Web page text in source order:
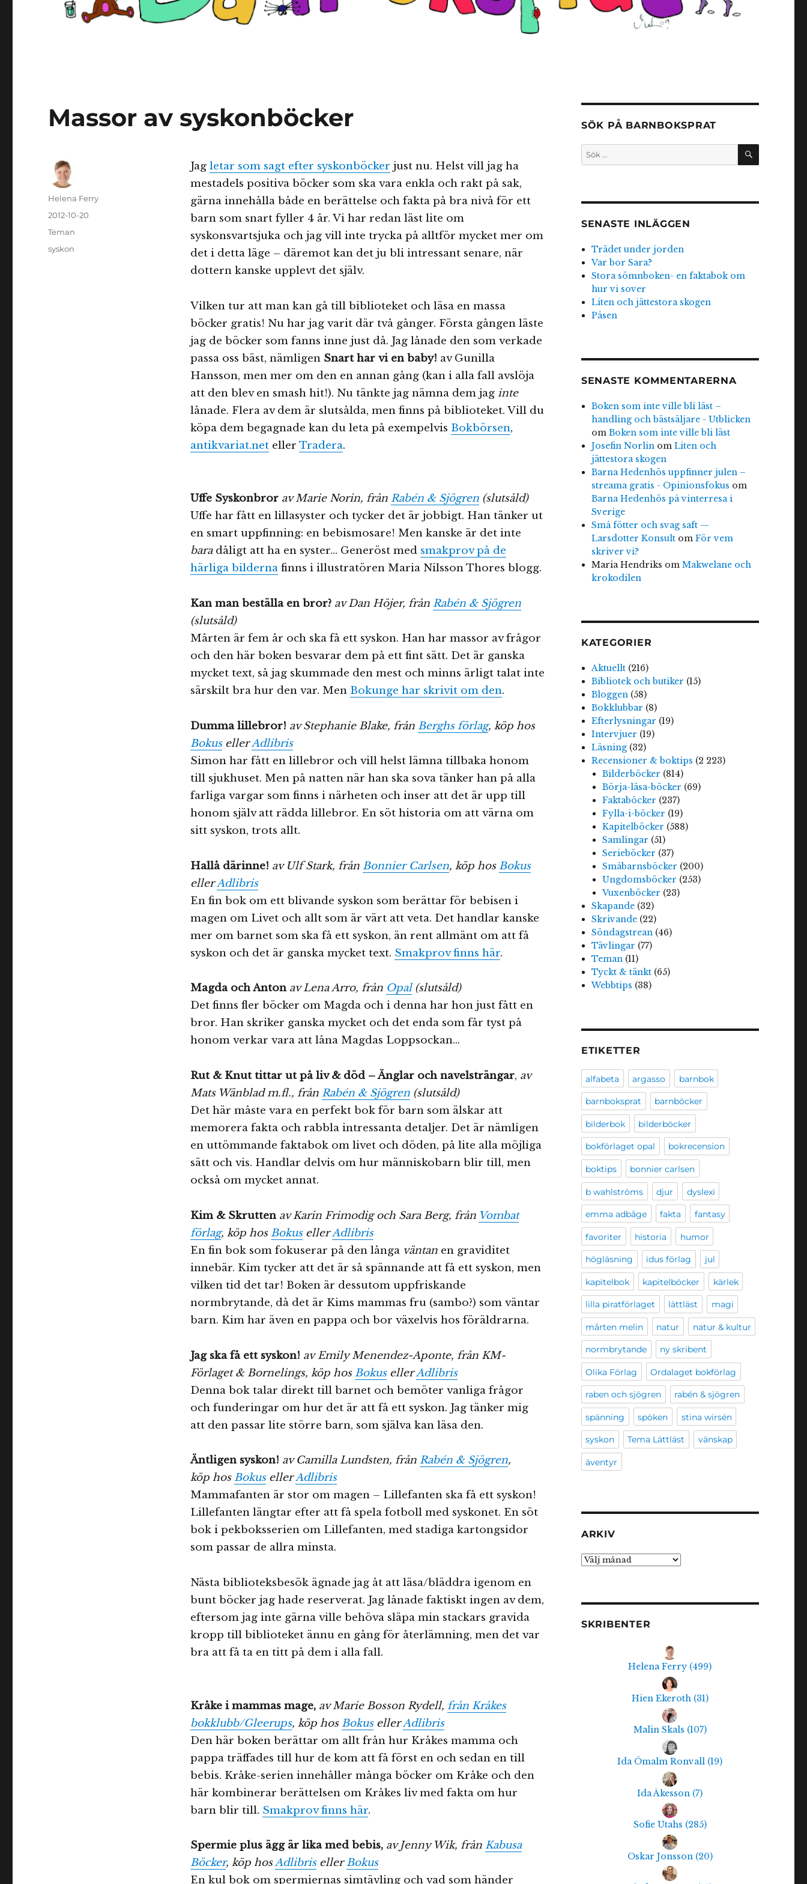
Massor av syskonböcker
Jag letar som sagt efter syskonböcker just nu. Helst vill jag ha
mestadels positiva böcker som ska vara enkla och rakt på sak,
gärna innehålla både en berättelse och fakta på bra nivå för ett
barn som snart fyller 4 år. Vi har redan läst lite om
syskonsvartsjuka och jag vill inte trycka på alltför mycket mer om
det i detta läge – däremot kan det ju bli intressant senare, när
dottern kanske upplevt det själv.
Vilken tur att man kan gå till biblioteket och läsa en massa
böcker gratis! Nu har jag varit där två gånger. Första gången läste
jag de böcker som fanns inne just då. Jag lånade den som verkade
passa oss bäst, nämligen Snart har vi en baby! av Gunilla
Hansson, men mer om den en annan gång (kan i alla fall avslöja
att den blev en smash hit!). Nu tänkte jag nämna dem jag inte
lånade. Flera av dem är slutsålda, men finns på biblioteket. Vill du
köpa dem begagnade kan du leta på exempelvis Bokbörsen,
antikvariat.neteller Tradera.
Uffe Syskonbror av Marie Norin, från Rabén & Sjögren(slutsåld)
Uffe har fått en lillasyster och tycker det är jobbigt. Han tänker ut
en smart uppfinning: en bebismosare! Men kanske är det inte
baradåligt att ha en syster… Generöst med smakprov på de
härliga bildernafinns i illustratören Maria Nilsson Thores blogg.
Kan man beställa en bror? av Dan Höjer, från Rabén & Sjögren
(slutsåld)
Mårten är fem år och ska få ett syskon. Han har massor av frågor
och den här boken besvarar dem på ett fint sätt. Det är ganska
mycket text, så jag skummade den mest och minns ärligt talat inte
särskilt bra hur den var. Men Bokunge har skrivit om den.
Dumma lillebror! av Stephanie Blake, från Berghs förlag, köp hos
BokusellerAdlibris
Simon har fått en lillebror och vill helst lämna tillbaka honom
till sjukhuset. Men på natten när han ska sova tänker han på alla
farliga vargar som finns i närheten och inser att det är upp till
honom själv att rädda lillebror. En söt historia om att värna om
sitt syskon, trots allt.
Hallå därinne! av Ulf Stark, från Bonnier Carlsen, köp hosBokus
ellerAdlibris
En fin bok om ett blivande syskon som berättar för bebisen i
magen om Livet och allt som är värt att veta. Det handlar kanske
mer om barnet som ska få ett syskon, än rent allmänt om att få
syskon och det är ganska mycket text. Smakprov finns här.
Magda och Antonav Lena Arro, från Opal(slutsåld)
Det finns fler böcker om Magda och i denna har hon just fått en
bror. Han skriker ganska mycket och det enda som får tyst på
honom verkar vara att låna Magdas Loppsockan…
Rut & Knut tittar ut på liv & död – Änglar och navelsträngar, av
Mats Wänblad m.fl., från Rabén & Sjögren(slutsåld)
Det här måste vara en perfekt bok för barn som älskar att
memorera fakta och rabbla intressanta detaljer. Det är nämligen
en uttömmande faktabok om livet och döden, på lite alla möjliga
sätt och vis. Handlar delvis om hur människobarn blir till, men
också om mycket annat.
Kim & Skrutten av Karin Frimodig och Sara Berg, från Vombat
förlag, köp hosBokusellerAdlibris
En fin bok som fokuserar på den långa väntanen graviditet
innebär. Kim tycker att det är så spännande att få ett syskon, men
vilken tid det tar! Boken är dessutom uppfriskande
normbrytande, då det är Kims mammas fru (sambo?) som väntar
barn. Kim har även en pappa och bor växelvis hos föräldrarna.
Jag ska få ett syskon! av Emily Menendez-Aponte, från KM-
Förlaget & Bornelings, köp hosBokusellerAdlibris
Denna bok talar direkt till barnet och bemöter vanliga frågor
och funderingar om hur det är att få ett syskon. Jag tänker mig
att den passar lite större barn, som själva kan läsa den.
Äntligen syskon! av Camilla Lundsten, från Rabén & Sjögren,
köp hosBokusellerAdlibris
Mammafanten är stor om magen – Lillefanten ska få ett syskon!
Lillefanten längtar efter att få spela fotboll med syskonet. En söt
bok i pekboksserien om Lillefanten, med stadiga kartongsidor
som passar de allra minsta.
Nästa biblioteksbesök ägnade jag åt att läsa/bläddra igenom en
bunt böcker jag hade reserverat. Jag lånade faktiskt ingen av dem,
eftersom jag inte gärna ville behöva släpa min stackars gravida
kropp till biblioteket ännu en gång för återlämning, men det var
bra att få ta en titt på dem i alla fall.
Kråke i mammas mage, av Marie Bosson Rydell, från Kråkes
bokklubb/Gleerups, köp hosBokusellerAdlibris
Den här boken berättar om allt från hur Kråkes mamma och
pappa träffades till hur de kom att få först en och sedan en till
bebis. Kråke-serien innehåller många böcker om Kråke och den
här kombinerar berättelsen om Kråkes liv med fakta om hur
barn blir till. Smakprov finns här.
Spermie plus ägg är lika med bebis, av Jenny Wik, från Kabusa
Böcker, köp hosAdlibrisellerBokus
En kul bok om spermiernas simtävling och vad som händer
Författare
Helena Ferry
Publicerat
2012-10-20
Kategorier
Teman
Etiketter
syskon
SÖK PÅ BARNBOKSPRAT
Sök
efter:
SÖK
SENASTE INLÄGGEN
Trädet under jorden
Var bor Sara?
Stora sömnboken- en faktabok om
hur vi sover
Liten och jättestora skogen
Påsen
SENASTE KOMMENTARERNA
Boken som inte ville bli läst –
handling och bästsäljare - Utblicken
omBoken som inte ville bli läst
Josefin Norlin omLiten och
jättestora skogen
Barna Hedenhös uppfinner julen –
streama gratis - Opinionsfokus om
Barna Hedenhös på vinterresa i
Sverige
Små fötter och svag saft —
Larsdotter Konsult omFör vem
skriver vi?
Maria Hendriks omMakwelane och
krokodilen
KATEGORIER
Aktuellt (216)
Bibliotek och butiker (15)
Bloggen (58)
Bokklubbar (8)
Efterlysningar (19)
Intervjuer (19)
Läsning (32)
Recensioner & boktips (2 223)
Bilderböcker (814)
Börja-läsa-böcker (69)
Faktaböcker (237)
Fylla-i-böcker (19)
Kapitelböcker (588)
Samlingar (51)
Serieböcker (37)
Småbarnsböcker (200)
Ungdomsböcker (253)
Vuxenböcker (23)
Skapande (32)
Skrivande (22)
Söndagstrean (46)
Tävlingar (77)
Teman (11)
Tyckt & tänkt (65)
Webbtips (38)
ETIKETTER
alfabeta argasso barnbok
barnboksprat barnböcker
bilderbok bilderböcker
bokförlaget opal bokrecension
boktips bonnier carlsen
b wahlströms djur dyslexi
emma adbåge fakta fantasy
favoriter historia humor
högläsning idus förlag jul
kapitelbok kapitelböcker kärlek
lilla piratförlaget lättläst magi
mårten melin natur natur & kultur
normbrytande ny skribent
Olika Förlag Ordalaget bokförlag
raben och sjögren rabén & sjögren
spänning spöken stina wirsén
syskon Tema Lättläst vänskap
äventyr
ARKIV
Arkiv
SKRIBENTER
Helena Ferry (499)
Hien Ekeroth (31)
Malin Skals (107)
Ida Ömalm Ronvall (19)
Ida Åkesson (7)
Sofie Utahs (285)
Oskar Jonsson (20)